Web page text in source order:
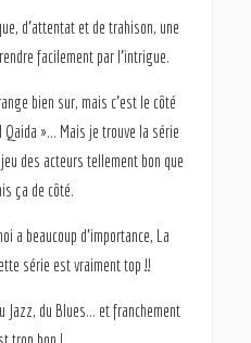
d’attentat et de trahison, une
facilement par l’intrigue.
bien sur, mais c’est le côté
»… Mais je trouve la série
des acteurs tellement bon que
ça de côté.
a beaucoup d’importance, La
série est vraiment top !!
Jazz, du Blues… et franchement